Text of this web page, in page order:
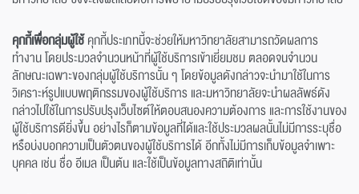
คุกกี้เพื่อกลุ่มผู้ใช้คุกกี้ประเภทนี้จะช่วยให้มหาวิทยาลัยสามารถวัดผลการ
ทำงาน โดยประมวลจำนวนหน้าที่ผู้ใช้บริการเข้าเยี่ยมชม ตลอดจนจำนวน
ลักษณะเฉพาะของกลุ่มผู้ใช้บริการนั้น ๆ โดยข้อมูลดังกล่าวจะนำมาใช้ในการ
วิเคราะห์รูปแบบพฤติกรรมของผู้ใช้บริการ และมหาวิทยาลัยจะนำผลลัพธ์ดัง
กล่าวไปใช้ในการปรับปรุงเว็บไซต์ให้ตอบสนองความต้องการ และการใช้งานของ
ผู้ใช้บริการดียิ่งขึ้น อย่างไรก็ตามข้อมูลที่ได้และใช้ประมวลผลนั้นไม่มีการระบุชื่อ
หรือบ่งบอกความเป็นตัวตนของผู้ใช้บริการได้ อีกทั้งไม่มีการเก็บข้อมูลจำเพาะ
บุคคล เช่น ชื่อ อีเมล เป็นต้น และใช้เป็นข้อมูลทางสถิติเท่านั้น